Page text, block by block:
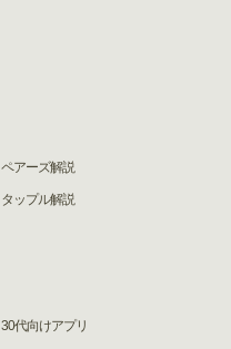
ペアーズ解説
タップル解説
30代向けアプリ